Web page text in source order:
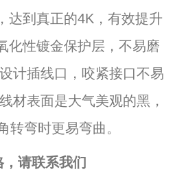
达到真正的4K，有效提升
化性镀金保护层，不易磨
计插线口，咬紧接口不易
材表面是大气美观的黑，
转弯时更易弯曲。
请联系我们